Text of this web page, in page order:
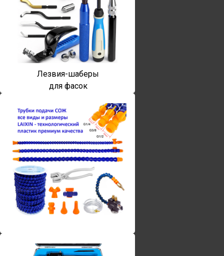
Лезвия-шаберы
для фасок
Винты torx